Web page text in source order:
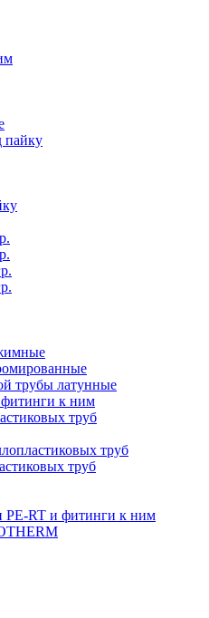
пайку
трубы латунные
к ним
труб
труб
труб
PE-RT и фитинги к ним